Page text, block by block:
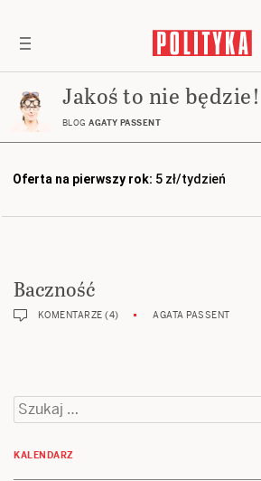
Jakoś to nie będzie!
BLOG AGATY PASSENT
Oferta na pierwszy rok: 5 zł/tydzień
Baczność
KOMENTARZE (4) AGATA PASSENT
Szukaj:
KALENDARZ